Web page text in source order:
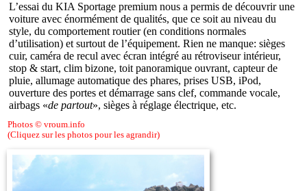
L’essai du KIA Sportage premium nous a permis de découvrir une
voiture avec énormément de qualités, que ce soit au niveau du
style, du comportement routier (en conditions normales
d’utilisation) et surtout de l’équipement. Rien ne manque: sièges
cuir, caméra de recul avec écran intégré au rétroviseur intérieur,
stop & start, clim bizone, toit panoramique ouvrant, capteur de
pluie, allumage automatique des phares, prises USB, iPod,
ouverture des portes et démarrage sans clef, commande vocale,
airbags «de partout», sièges à réglage électrique, etc.
Photos © vroum.info
(Cliquez sur les photos pour les agrandir)